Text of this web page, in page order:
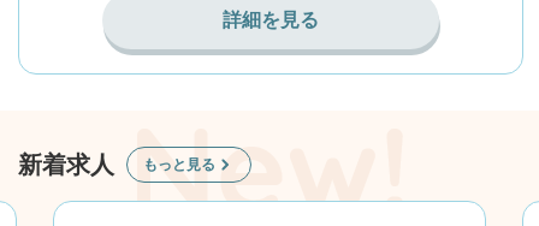
詳細を見る
新着求人 もっと見る